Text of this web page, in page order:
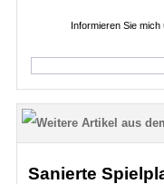
Informieren Sie
Sanierte